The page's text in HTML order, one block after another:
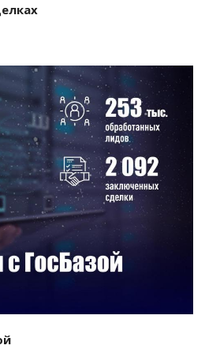
проект